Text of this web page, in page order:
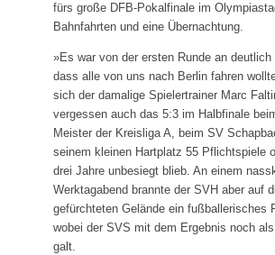
fürs große DFB-Pokalfinale im
Bahnfahrten und eine Über­nachtung.
»Es war von der ersten Runde an deutlich
dass alle von uns nach Berlin fahren
sich der damalige Spielertrainer Marc
vergessen auch das 5:3 im Halbfinale
Meister der Kreisliga A, beim SV
seinem kleinen Hartplatz 55 Pflichtspiele
drei Jahre unbesiegt blieb. An einem
Werktagabend brannte der SVH aber auf
gefürchteten Gelände ein fußballerisches
wobei der SVS mit dem Ergebnis noch
galt.